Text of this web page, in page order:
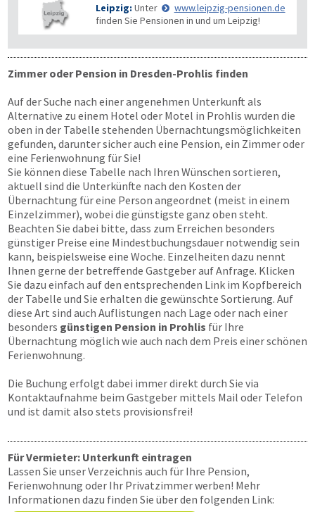
Leipzig: Unter
www.leipzig-pensionen.de
finden Sie Pensionen in und um Leipzig!
Zimmer oder Pension in Dresden-Prohlis finden
Auf der Suche nach einer angenehmen Unterkunft als
Alternative zu einem Hotel oder Motel in Prohlis wurden die
oben in der Tabelle stehenden Übernachtungs­möglichkeiten
gefunden, darunter sicher auch eine Pension, ein Zimmer oder
eine Ferienwohnung für Sie!
Sie können diese Tabelle nach Ihren Wünschen sortieren,
aktuell sind die Unterkünfte nach den Kosten der
Übernachtung für eine Person angeordnet (meist in einem
Einzelzimmer), wobei die günstigste ganz oben steht.
Beachten Sie dabei bitte, dass zum Erreichen besonders
günstiger Preise eine Mindestbuchungsdauer notwendig sein
kann, beispielsweise eine Woche. Einzelheiten dazu nennt
Ihnen gerne der betreffende Gastgeber auf Anfrage. Klicken
Sie dazu einfach auf den entsprechenden Link im Kopfbereich
der Tabelle und Sie erhalten die gewünschte Sortierung. Auf
diese Art sind auch Auflistungen nach Lage oder nach einer
besonders günstigen Pension in Prohlis für Ihre
Übernachtung möglich wie auch nach dem Preis einer schönen
Ferienwohnung.
Die Buchung erfolgt dabei immer direkt durch Sie via
Kontaktaufnahme beim Gastgeber mittels Mail oder Telefon
und ist damit also stets provisionsfrei!
Für Vermieter: Unterkunft eintragen
Lassen Sie unser Verzeichnis auch für Ihre Pension,
Ferienwohnung oder Ihr Privatzimmer werben! Mehr
Informationen dazu finden Sie über den folgenden Link: